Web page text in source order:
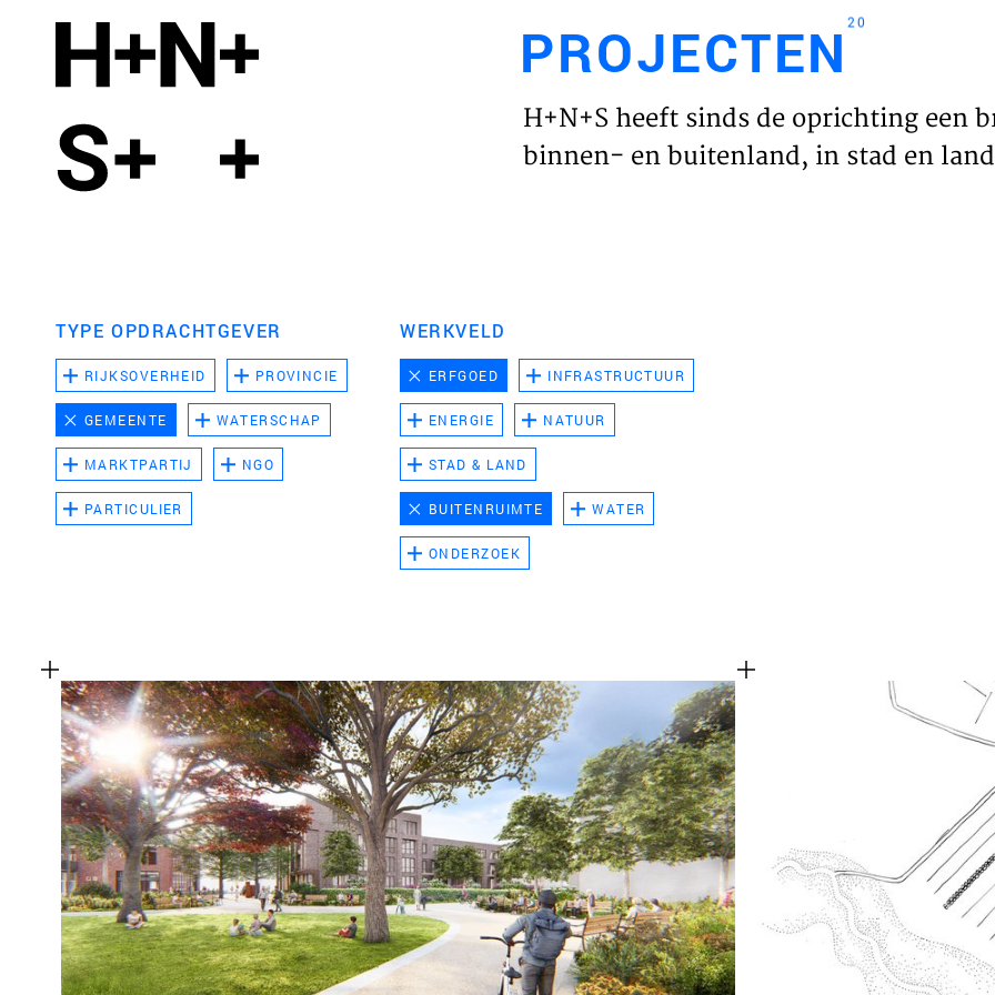
HOME
PROJECTEN20
H+N+S heeft sinds de oprichting een
binnen- en buitenland, in stad en
TYPE OPDRACHTGEVER
RIJKSOVERHEID PROVINCIE
GEMEENTE WATERSCHAP
MARKTPARTIJ NGO
PARTICULIER
WERKVELD
ERFGOED INFRASTRUCTUUR
ENERGIE NATUUR
STAD & LAND
BUITENRUIMTE WATER
ONDERZOEK